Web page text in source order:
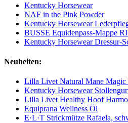
Kentucky Horsewear
NAF in the Pink Powder
Kentucky Horsewear
BUSSE Equidenpass-Mappe
Kentucky Horsewear Dressur-
Neuheiten:
Lilla Livet Natural Mane Magic
Kentucky Horsewear
Lilla Livet Healthy Hoof
Equiprana Wellness Öl
E·L·T Strickmütze Rafaela,